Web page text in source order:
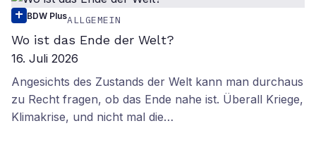
BDW PlusALLGEMEIN
Wo ist das Ende der Welt?
16. Juli 2026
Angesichts des Zustands der Welt kann man durchaus
zu Recht fragen, ob das Ende nahe ist. Überall Kriege,
Klimakrise, und nicht mal die…